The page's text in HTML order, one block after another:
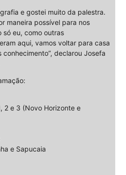
e gostei muito da palestra.
maneira possível para nos
só eu, como outras
aqui, vamos voltar para casa
declarou Josefa
2 e 3 (Novo Horizonte e
e Sapucaia